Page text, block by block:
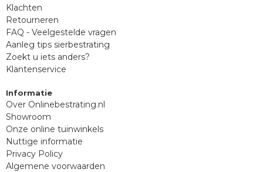
Klachten
Retourneren
FAQ - Veelgestelde vragen
Aanleg tips sierbestrating
Zoekt u iets anders?
Klantenservice
Informatie
Over Onlinebestrating.nl
Showroom
Onze online tuinwinkels
Nuttige informatie
Privacy Policy
Algemene voorwaarden